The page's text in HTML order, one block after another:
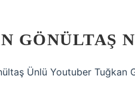
GÖNÜLTAŞ
Ünlü Youtuber Tuğkan